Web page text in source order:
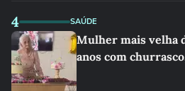
4 SAÚDE
Mulher mais velha
anos com